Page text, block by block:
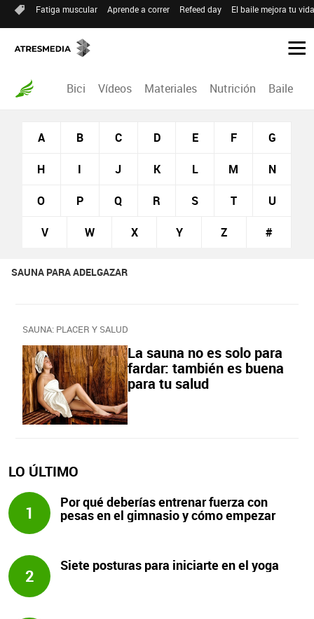
Fatiga muscular Aprende a correr Refeed day El baile mejora tu
Bici Vídeos Materiales Nutrición Baile
A B C D E F G
H I J K L M N
O P Q R S T U
V W X Y Z #
SAUNA PARA ADELGAZAR
SAUNA: PLACER Y SALUD
La sauna no es solo para
fardar: también es buena
para tu salud
LO ÚLTIMO
1
Por qué deberías entrenar fuerza con
pesas en el gimnasio y cómo empezar
2
Siete posturas para iniciarte en el yoga